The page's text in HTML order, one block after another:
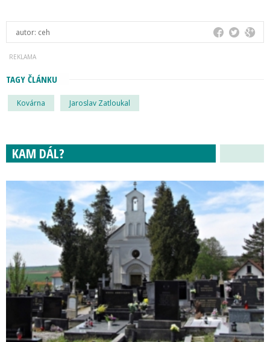
autor: ceh
TAGY ČLÁNKU
Kovárna Jaroslav Zatloukal
KAM DÁL?